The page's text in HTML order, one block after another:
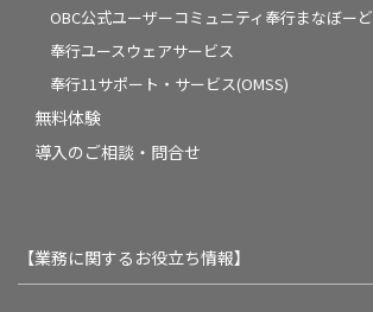
OBC公式ユーザーコミュニティ奉行まなぼーど
奉行ユースウェアサービス
奉行11サポート・サービス(OMSS)
無料体験
導入のご相談・問合せ
【業務に関するお役立ち情報】